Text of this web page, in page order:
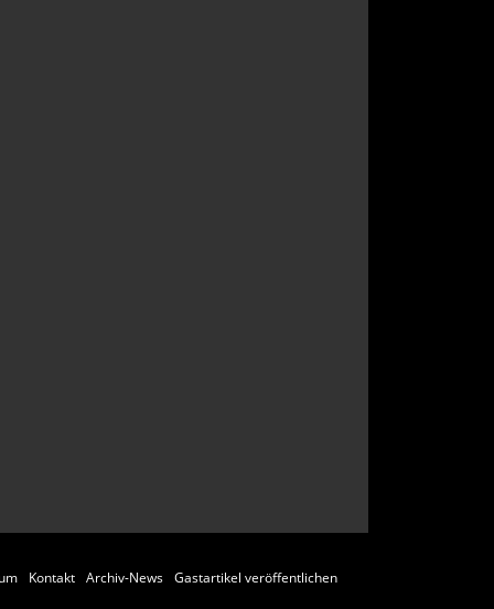
Kontakt Archiv-News Gastartikel veröffentlichen